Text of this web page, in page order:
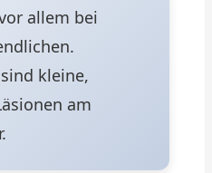
allem bei
kleine,
am